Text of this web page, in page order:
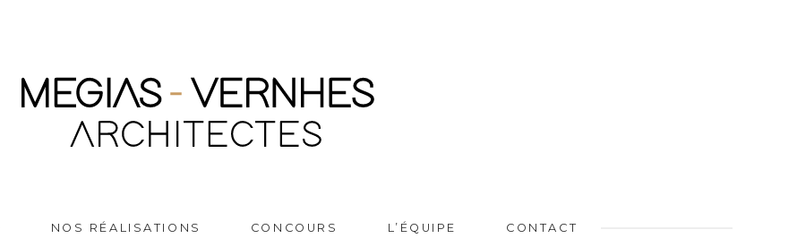
NOS RÉALISATIONS CONCOURS L’ÉQUIPE CONTACT